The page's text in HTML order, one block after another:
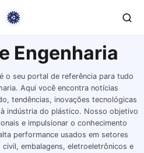
Engenharia
o seu portal de referência para tudo
Aqui você encontra notícias
tendências, inovações tecnológicas
indústria do plástico. Nosso objetivo
e impulsionar o conhecimento
performance usados em setores
embalagens, eletroeletrônicos e